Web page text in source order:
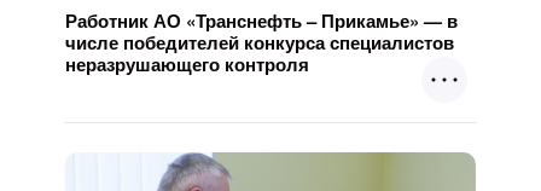
Работник АО «Транснефть – Прикамье» — в
числе победителей конкурса специалистов
неразрушающего контроля